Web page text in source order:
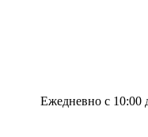
Ежедневно с 10:00